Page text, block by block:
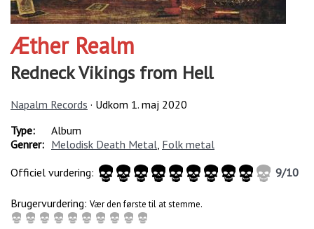
Æther Realm
Redneck Vikings from Hell
Napalm Records · Udkom 1. maj 2020
Type:
Album
Genrer: Melodisk Death Metal Folk metal
Officiel vurdering:
9/10
Brugervurdering: Vær den første til at stemme.